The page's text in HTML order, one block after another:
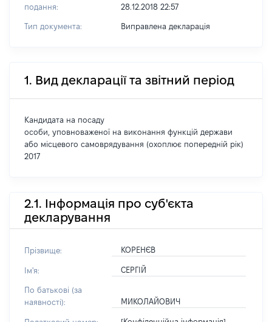
подання:
28.12.2018 22:57
Тип документа: Виправлена декларація
1. Вид декларації та звітний період
Кандидата на посаду
особи, уповноваженої на виконання функцій держави
або місцевого самоврядування (охоплює попередній рік)
2017
2.1. Інформація про суб'єкта
декларування
Прізвище: КОРЕНЄВ
Ім'я: СЕРГІЙ
По батькові (за
наявності):
МИКОЛАЙОВИЧ